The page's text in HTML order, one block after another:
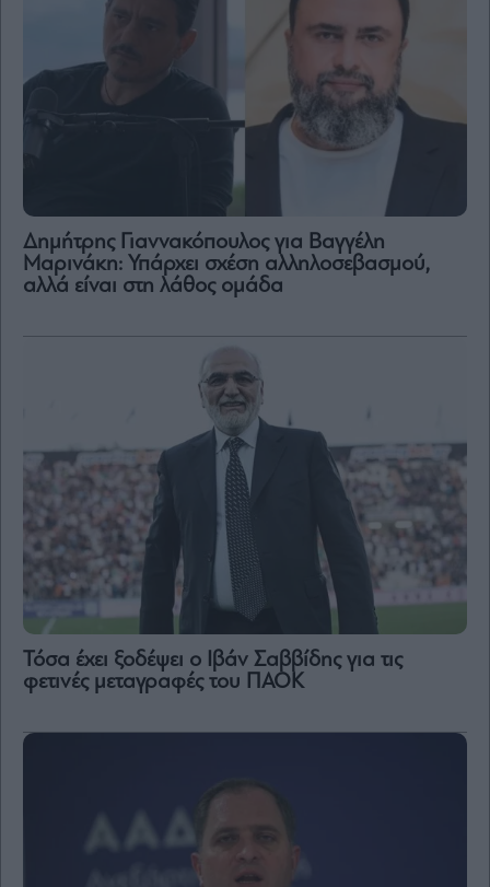
Δημήτρης Γιαννακόπουλος για Βαγγέλη
Μαρινάκη: Υπάρχει σχέση αλληλοσεβασμού,
αλλά είναι στη λάθος ομάδα
Τόσα έχει ξοδέψει ο Ιβάν Σαββίδης για τις
φετινές μεταγραφές του ΠΑΟΚ